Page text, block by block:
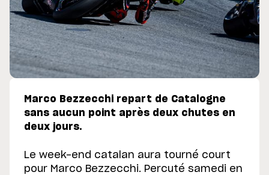
Marco Bezzecchi repart de Catalogne
sans aucun point après deux chutes en
deux jours.
Le week-end catalan aura tourné court
pour Marco Bezzecchi. Percuté samedi en